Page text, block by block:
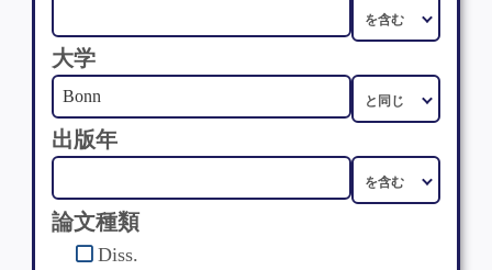
大学
出版年
論文種類
Diss.